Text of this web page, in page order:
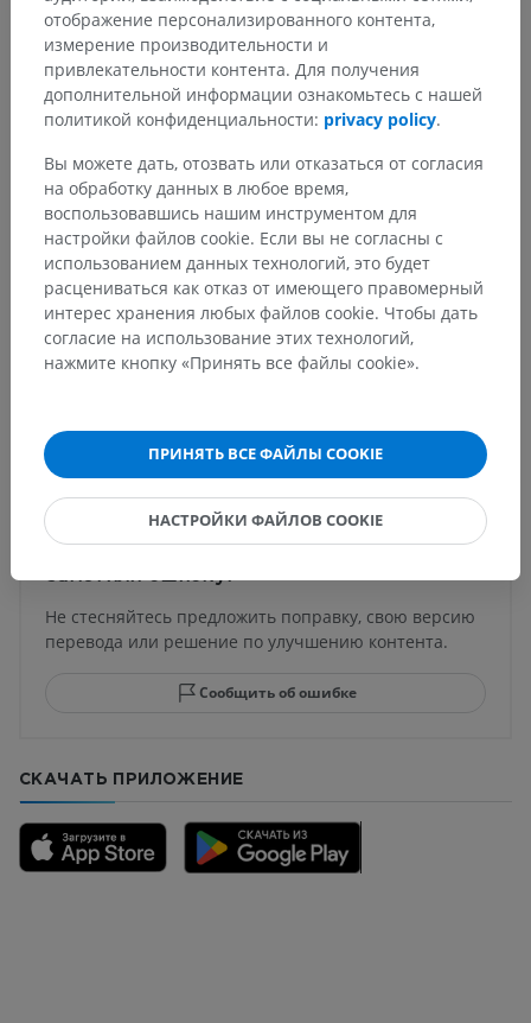
Анатомия человека 1
Системная анатомия> Нервная система>
Центральная нервная система> Головной мозг
Покрышка среднего мозга> Белое вещество>
Латеральная петля
Основные структуры:Нет анатомических терминов,
относящихся к этой части тела
Нейроанатомия человека
Переводы
Заметили ошибку?
Не стесняйтесь предложить поправку, свою версию
перевода или решение по улучшению контента.
Сообщить об ошибке
СКАЧАТЬ ПРИЛОЖЕНИЕ
отображение персонализированного контента,
измерение производительности и
привлекательности контента. Для получения
дополнительной информации ознакомьтесь с нашей
политикой конфиденциальности: privacy policy.
Вы можете дать, отозвать или отказаться от согласия
на обработку данных в любое время,
воспользовавшись нашим инструментом для
настройки файлов cookie. Если вы не согласны с
использованием данных технологий, это будет
расцениваться как отказ от имеющего правомерный
интерес хранения любых файлов cookie. Чтобы дать
согласие на использование этих технологий,
нажмите кнопку «Принять все файлы cookie».
ПРИНЯТЬ ВСЕ ФАЙЛЫ COOKIE
НАСТРОЙКИ ФАЙЛОВ COOKIE